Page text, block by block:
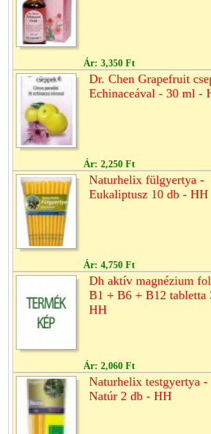
Ár: 3,350 Ft
Dr. Chen Grapefruit
Echinaceával - 30 ml -
Ár: 2,250 Ft
Naturhelix fülgyertya -
Eukaliptusz 10 db - HH
Ár: 4,750 Ft
Dh aktív magnézium
B1 + B6 + B12 tabletta
HH
Ár: 2,060 Ft
Naturhelix testgyertya -
Natúr 2 db - HH